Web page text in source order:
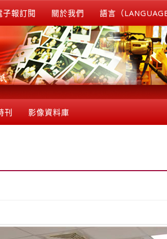
子報訂閱 關於我們 語言（
刊 影像資料庫